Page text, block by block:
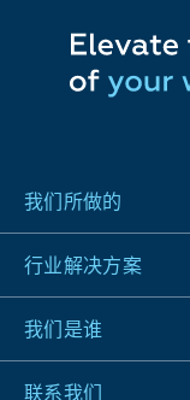
我们所做的
行业解决方案
我们是谁
联系我们